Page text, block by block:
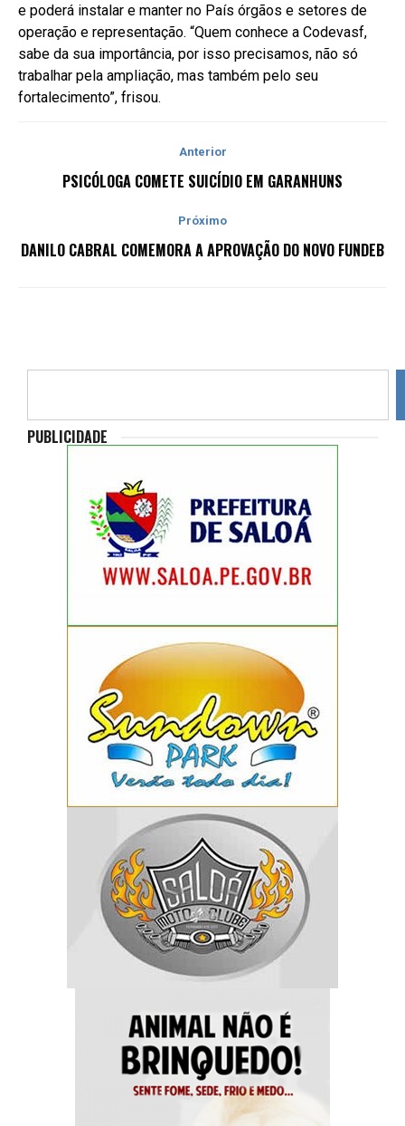
e poderá instalar e manter no País órgãos e setores de
operação e representação. “Quem conhece a Codevasf,
sabe da sua importância, por isso precisamos, não só
trabalhar pela ampliação, mas também pelo seu
fortalecimento”, frisou.
Anterior
PSICÓLOGA COMETE SUICÍDIO EM GARANHUNS
Próximo
DANILO CABRAL COMEMORA A APROVAÇÃO DO NOVO FUNDEB
PUBLICIDADE